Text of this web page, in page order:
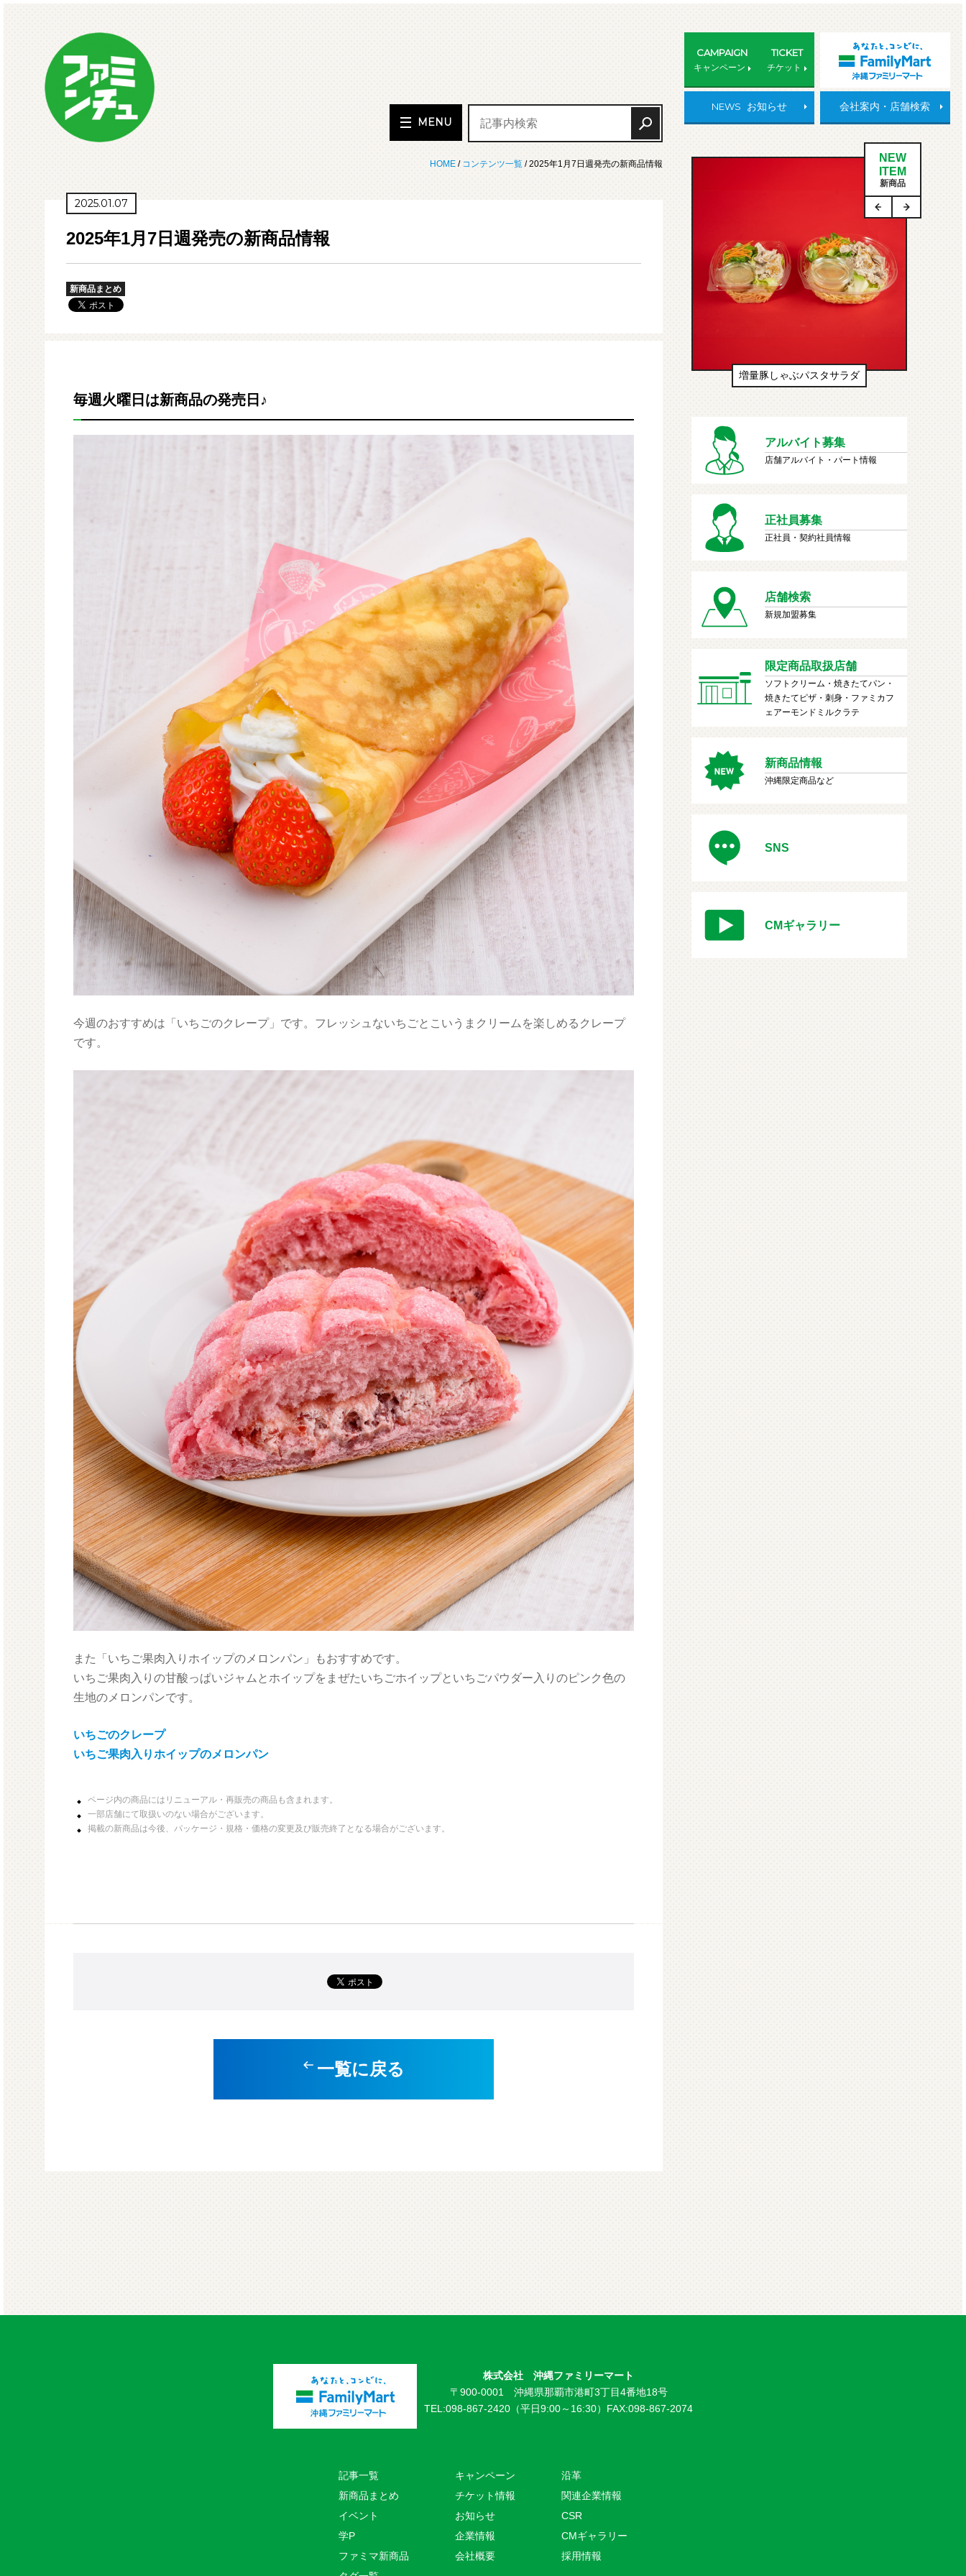
MENU
CAMPAIGN
キャンペーン
TICKET
チケット
NEWS お知らせ 会社案内・店舗検索
HOME / コンテンツ一覧 / 2025年1月7日週発売の新商品情報
2025.01.07
2025年1月7日週発売の新商品情報
新商品まとめ
毎週火曜日は新商品の発売日♪
今週のおすすめは「いちごのクレープ」です。フレッシュないちごとこいうまクリームを楽しめるクレープ
です。
また「いちご果肉入りホイップのメロンパン」もおすすめです。
いちご果肉入りの甘酸っぱいジャムとホイップをまぜたいちごホイップといちごパウダー入りのピンク色の
生地のメロンパンです。
いちごのクレープ
いちご果肉入りホイップのメロンパン
ページ内の商品にはリニューアル・再販売の商品も含まれます。
一部店舗にて取扱いのない場合がございます。
掲載の新商品は今後、パッケージ・規格・価格の変更及び販売終了となる場合がございます。
一覧に戻る
NEW
ITEM
新商品
生ドーナツ（わたあめ味風）
アルバイト募集
店舗アルバイト・パート情報
正社員募集
正社員・契約社員情報
店舗検索
新規加盟募集
限定商品取扱店舗
ソフトクリーム・焼きたてパン・
焼きたてピザ・刺身・ファミカフ
ェアーモンドミルクラテ
新商品情報
沖縄限定商品など
SNS
CMギャラリー
株式会社 沖縄ファミリーマート
〒900-0001 沖縄県那覇市港町3丁目4番地18号
TEL:098-867-2420（平日9:00～16:30） FAX:098-867-2074
記事一覧
新商品まとめ
イベント
学P
ファミマ新商品
キャンペーン
チケット情報
お知らせ
企業情報
会社概要
沿革
関連企業情報
CSR
CMギャラリー
採用情報